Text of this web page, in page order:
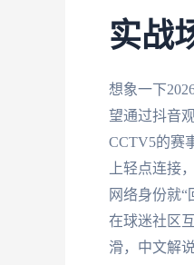
实战
想象一下
望通过抖音
CCTV5的赛
上轻点连接
网络身份就
在球迷社区
滑，中文解